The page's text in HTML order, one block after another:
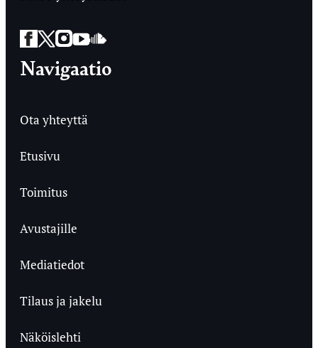
Facebook
Twitter
Instagram
YouTube
SoundCloud
Navigaatio
Ota yhteyttä
Etusivu
Toimitus
Avustajille
Mediatiedot
Tilaus ja jakelu
Näköislehti